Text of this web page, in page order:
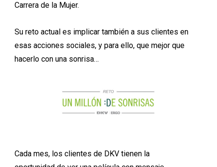
Carrera de la Mujer.
Su reto actual es implicar también a sus clientes en
esas acciones sociales, y para ello, que mejor que
hacerlo con una sonrisa…
Cada mes, los clientes de DKV tienen la